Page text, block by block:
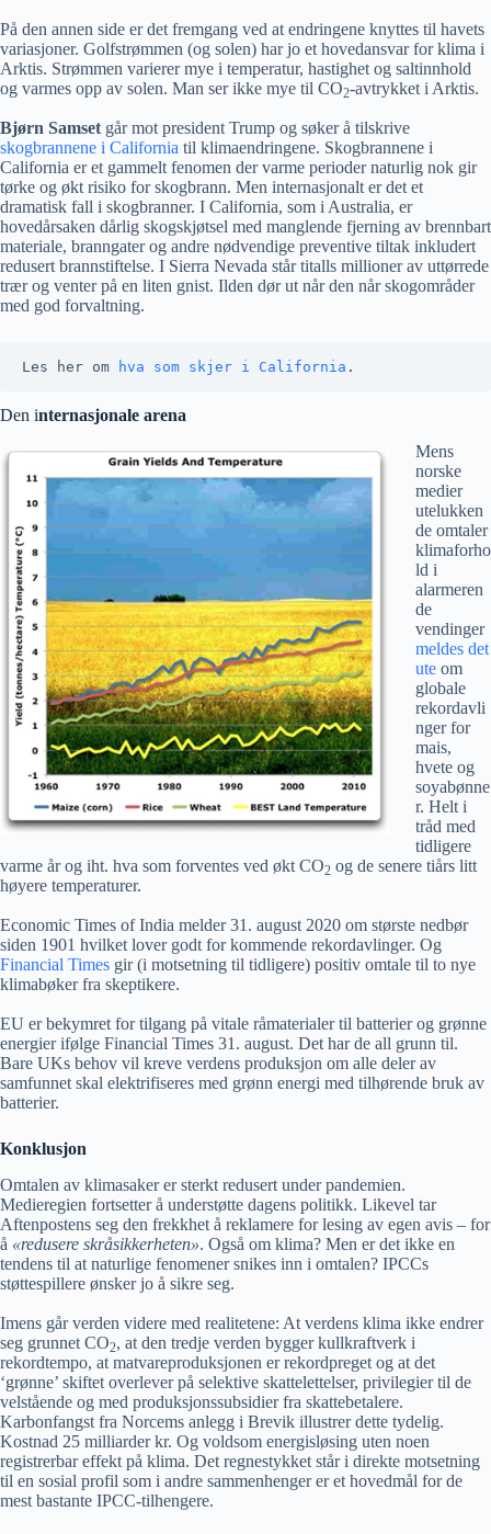
På den annen side er det fremgang ved at endringene knyttes til havets
variasjoner. Golfstrømmen (og solen) har jo et hovedansvar for klima i
Arktis. Strømmen varierer mye i temperatur, hastighet og saltinnhold
og varmes opp av solen. Man ser ikke mye til CO2-avtrykket i Arktis.
Bjørn Samset går mot president Trump og søker å tilskrive
skogbrannene i California til klimaendringene. Skogbrannene i
California er et gammelt fenomen der varme perioder naturlig nok gir
tørke og økt risiko for skogbrann. Men internasjonalt er det et
dramatisk fall i skogbranner. I California, som i Australia, er
hovedårsaken dårlig skogskjøtsel med manglende fjerning av brennbart
materiale, branngater og andre nødvendige preventive tiltak inkludert
redusert brannstiftelse. I Sierra Nevada står titalls millioner av uttørrede
trær og venter på en liten gnist. Ilden dør ut når den når skogområder
med god forvaltning.
Les her om hva som skjer i California .
Den internasjonale arena
Mens
norske
medier
utelukken
de omtaler
klimaforho
ld i
alarmeren
de
vendinger
meldes det
ute om
globale
rekordavli
nger for
mais,
hvete og
soyabønne
r. Helt i
tråd med
tidligere
varme år og iht. hva som forventes ved økt CO2 og de senere tiårs litt
høyere temperaturer.
Economic Times of India melder 31. august 2020 om største nedbør
siden 1901 hvilket lover godt for kommende rekordavlinger. Og
Financial Times gir (i motsetning til tidligere) positiv omtale til to nye
klimabøker fra skeptikere.
EU er bekymret for tilgang på vitale råmaterialer til batterier og grønne
energier ifølge Financial Times 31. august. Det har de all grunn til.
Bare UKs behov vil kreve verdens produksjon om alle deler av
samfunnet skal elektrifiseres med grønn energi med tilhørende bruk av
batterier.
Konklusjon
Omtalen av klimasaker er sterkt redusert under pandemien.
Medieregien fortsetter å understøtte dagens politikk. Likevel tar
Aftenpostens seg den frekkhet å reklamere for lesing av egen avis – for
å «redusere skråsikkerheten». Også om klima? Men er det ikke en
tendens til at naturlige fenomener snikes inn i omtalen? IPCCs
støttespillere ønsker jo å sikre seg.
Imens går verden videre med realitetene: At verdens klima ikke endrer
seg grunnet CO2, at den tredje verden bygger kullkraftverk i
rekordtempo, at matvareproduksjonen er rekordpreget og at det
‘grønne’ skiftet overlever på selektive skattelettelser, privilegier til de
velstående og med produksjonssubsidier fra skattebetalere.
Karbonfangst fra Norcems anlegg i Brevik illustrer dette tydelig.
Kostnad 25 milliarder kr. Og voldsom energisløsing uten noen
registrerbar effekt på klima. Det regnestykket står i direkte motsetning
til en sosial profil som i andre sammenhenger er et hovedmål for de
mest bastante IPCC-tilhengere.